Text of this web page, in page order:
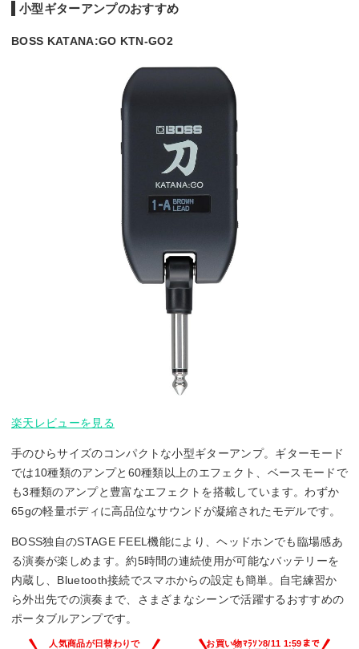
小型ギターアンプのおすすめ
BOSS KATANA:GO KTN-GO2
楽天レビューを見る
手のひらサイズのコンパクトな小型ギターアンプ。ギターモード
では10種類のアンプと60種類以上のエフェクト、ベースモードで
も3種類のアンプと豊富なエフェクトを搭載しています。わずか
65gの軽量ボディに高品位なサウンドが凝縮されたモデルです。
BOSS独自のSTAGE FEEL機能により、ヘッドホンでも臨場感あ
る演奏が楽しめます。約5時間の連続使用が可能なバッテリーを
内蔵し、Bluetooth接続でスマホからの設定も簡単。自宅練習か
ら外出先での演奏まで、さまざまなシーンで活躍するおすすめの
ポータブルアンプです。